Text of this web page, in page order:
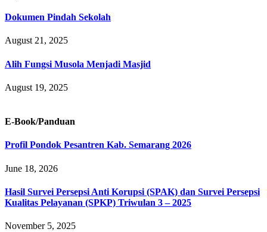
Dokumen Pindah Sekolah
August 21, 2025
Alih Fungsi Musola Menjadi Masjid
August 19, 2025
E-Book/Panduan
Profil Pondok Pesantren Kab. Semarang 2026
June 18, 2026
Hasil Survei Persepsi Anti Korupsi (SPAK) dan Survei Persepsi
Kualitas Pelayanan (SPKP) Triwulan 3 – 2025
November 5, 2025